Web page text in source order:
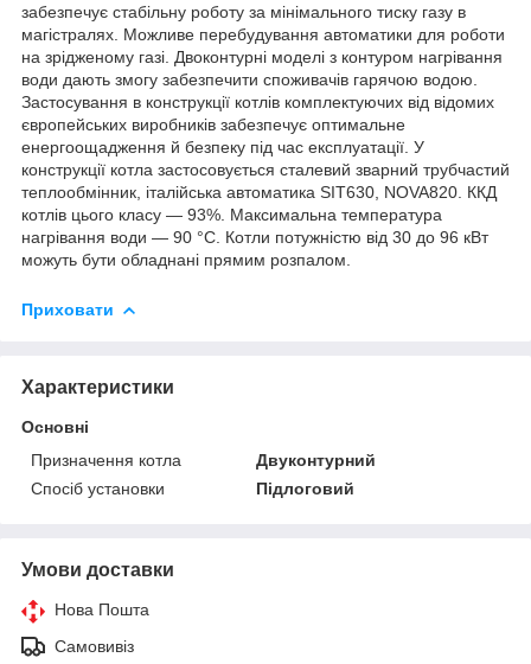
забезпечує стабільну роботу за мінімального тиску газу в
магістралях. Можливе перебудування автоматики для роботи
на зрідженому газі. Двоконтурні моделі з контуром нагрівання
води дають змогу забезпечити споживачів гарячою водою.
Застосування в конструкції котлів комплектуючих від відомих
європейських виробників забезпечує оптимальне
енергоощадження й безпеку під час експлуатації. У
конструкції котла застосовується сталевий зварний трубчастий
теплообмінник, італійська автоматика SIT630, NOVA820. ККД
котлів цього класу — 93%. Максимальна температура
нагрівання води — 90 °C. Котли потужністю від 30 до 96 кВт
можуть бути обладнані прямим розпалом.
Приховати
Характеристики
Основні
Призначення котла
Двуконтурний
Спосіб установки
Підлоговий
Умови доставки
Нова Пошта
Самовивіз